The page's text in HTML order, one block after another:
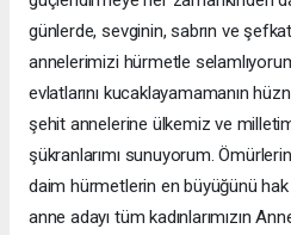
günlerde, sevginin, sabrın ve
annelerimizi hürmetle
evlatlarını kucaklayamamanın
şehit annelerine ülkemiz ve
şükranlarımı sunuyorum.
daim hürmetlerin en büyüğünü
anne adayı tüm kadınlarımızın